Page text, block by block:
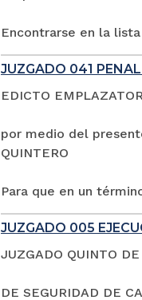
Encontrarse en la
JUZGADO 041
EDICTO
por medio del
QUINTERO
Para que en un
JUZGADO 005
JUZGADO QUINTO
DE SEGURIDAD DE